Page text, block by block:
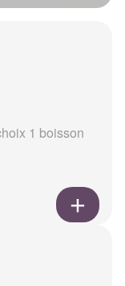
1 boisson